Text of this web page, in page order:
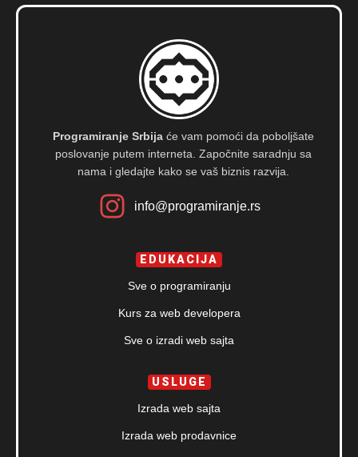
Programiranje Srbijaće vam pomoći da poboljšate
poslovanje putem interneta. Započnite saradnju sa
nama i gledajte kako se vaš biznis razvija.
info@programiranje.rs
EDUKACIJA
Sve o programiranju
Kurs za web developera
Sve o izradi web sajta
USLUGE
Izrada web sajta
Izrada web prodavnice